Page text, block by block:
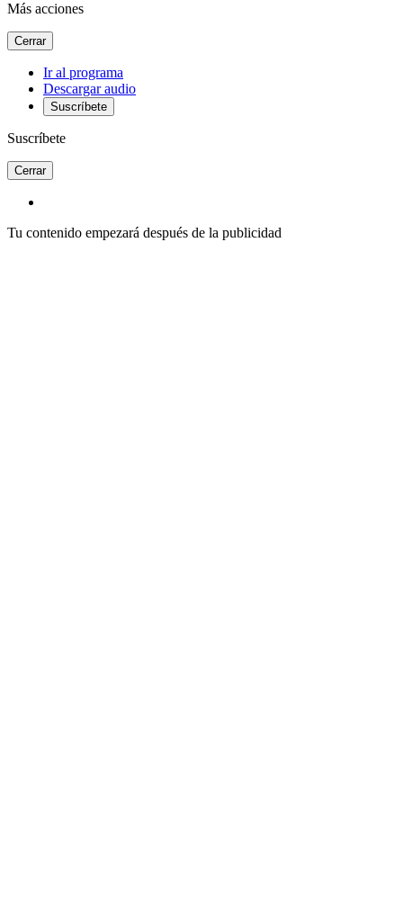
Más acciones
Cerrar
Ir al programa
Descargar audio
Suscríbete
Suscríbete
Cerrar
Tu contenido empezará después de la publicidad